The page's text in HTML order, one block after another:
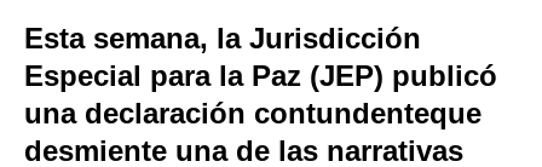
Esta semana, la Jurisdicción
Especial para la Paz (JEP) publicó
una declaración contundenteque
desmiente una de las narrativas